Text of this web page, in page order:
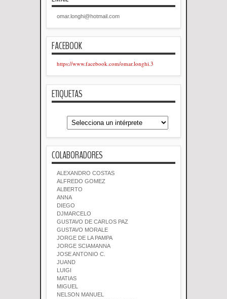
omar.longhi@hotmail.com
FACEBOOK
https://www.facebook.com/omar.longhi.3
ETIQUETAS
COLABORADORES
ALEXANDRO COSTAS
ALFREDO GOMEZ
ALBERTO
ANNA
DIEGO
DJMARCELO
GUSTAVO DE CARLOS PAZ
GUSTAVO MORALE
JORGE DE LA PAMPA
JORGE SCIAMANNA
JOSE ANTONIO C.
JUAND
LUIGI
MATIAS
MIGUEL
NELSON MANUEL